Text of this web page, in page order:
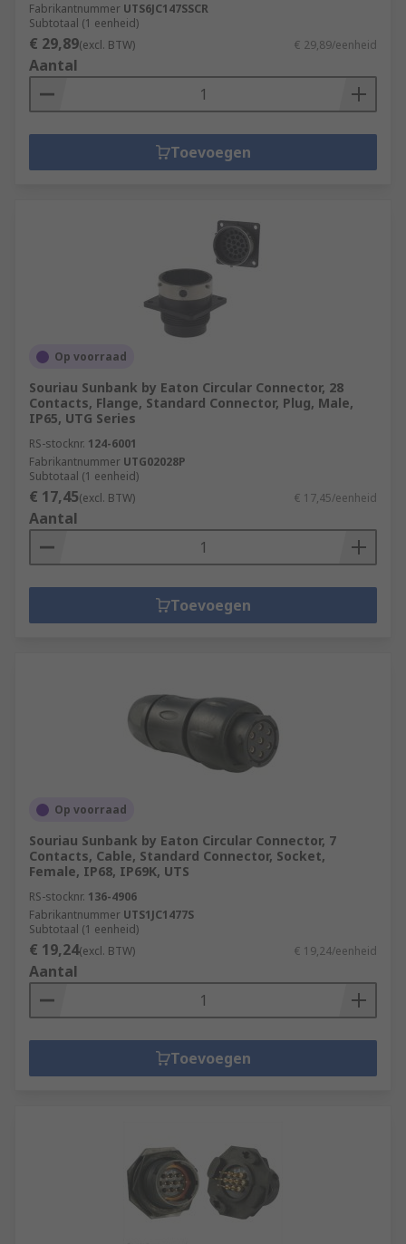
Fabrikantnummer UTS6JC147SSCR
Subtotaal (1 eenheid)
€ 29,89(excl. BTW) € 29,89/eenheid
Aantal
Toevoegen
Op voorraad
Souriau Sunbank by Eaton Circular Connector, 28
Contacts, Flange, Standard Connector, Plug, Male,
IP65, UTG Series
RS-stocknr. 124-6001
Fabrikantnummer UTG02028P
Subtotaal (1 eenheid)
€ 17,45(excl. BTW) € 17,45/eenheid
Aantal
Toevoegen
Op voorraad
Souriau Sunbank by Eaton Circular Connector, 7
Contacts, Cable, Standard Connector, Socket,
Female, IP68, IP69K, UTS
RS-stocknr. 136-4906
Fabrikantnummer UTS1JC1477S
Subtotaal (1 eenheid)
€ 19,24(excl. BTW) € 19,24/eenheid
Aantal
Toevoegen